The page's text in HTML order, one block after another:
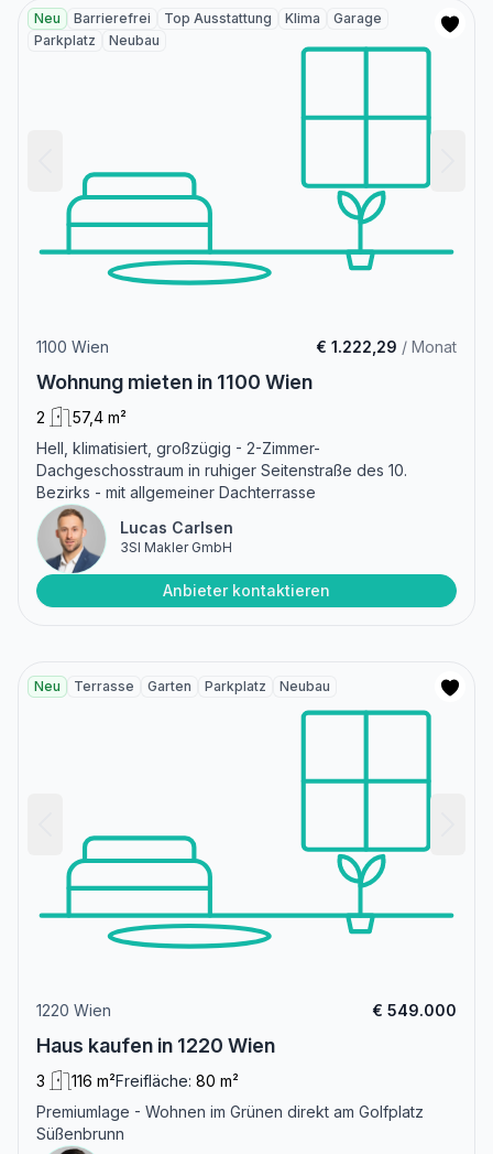
Neu Barrierefrei Top Ausstattung Klima
Garage
Parkplatz
Neubau
1100 Wien € 1.222,29 / Monat
Wohnung mieten in 1100 Wien
2
57,4 m²
Hell, klimatisiert, großzügig - 2-Zimmer-
Dachgeschosstraum in ruhiger Seitenstraße des 10.
Bezirks - mit allgemeiner Dachterrasse
Lucas Carlsen
3SI Makler GmbH
Anbieter kontaktieren
Neu Terrasse Garten Parkplatz Neubau
1220 Wien € 549.000
Haus kaufen in 1220 Wien
3 116 m²Freifläche: 80 m²
Premiumlage - Wohnen im Grünen direkt am Golfplatz
Süßenbrunn